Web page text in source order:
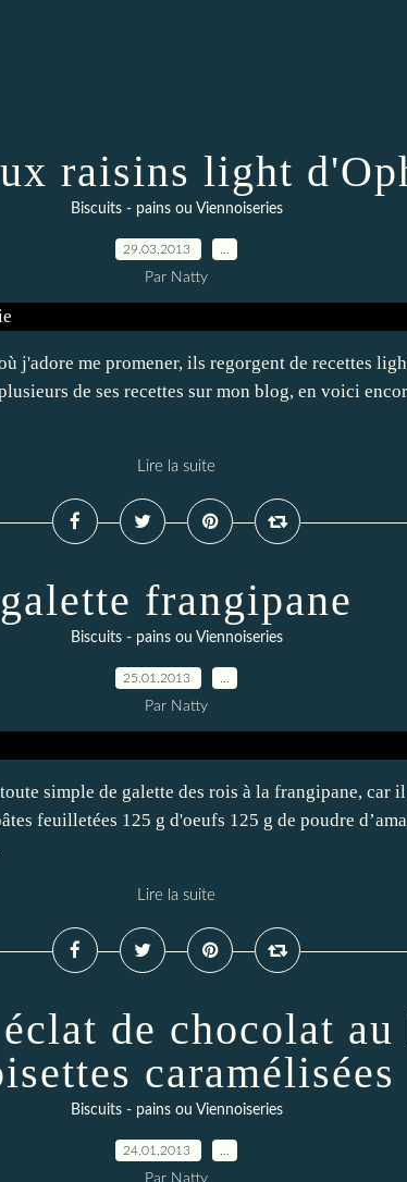
raisins light
Biscuits - pains ou Viennoiseries
29.03.2013
Par Natty
j'adore me promener, ils regorgent de recettes
de ses recettes sur mon blog, en voici
Lire la suite
galette frangipane
Biscuits - pains ou Viennoiseries
25.01.2013
Par Natty
simple de galette des rois à la frangipane, car
feuilletées 125 g d'oeufs 125 g de poudre
Lire la suite
de chocolat
caramélisées
Biscuits - pains ou Viennoiseries
24.01.2013
Par Natty